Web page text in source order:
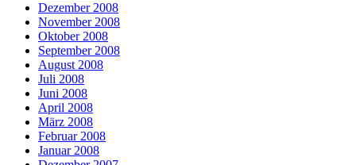
Dezember 2008
November 2008
Oktober 2008
September 2008
August 2008
Juli 2008
Juni 2008
April 2008
März 2008
Februar 2008
Januar 2008